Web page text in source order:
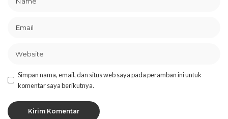
Simpan nama, email, dan situs web saya pada peramban ini untuk
komentar saya berikutnya.